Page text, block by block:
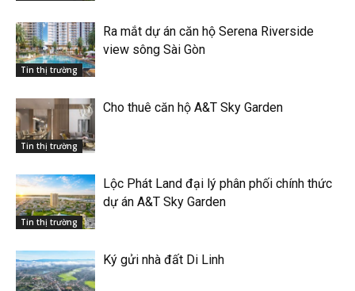
Tin thị trường
Ra mắt dự án căn hộ Serena Riverside
view sông Sài Gòn
Tin thị trường
Cho thuê căn hộ A&T Sky Garden
Tin thị trường
Lộc Phát Land đại lý phân phối chính thức
dự án A&T Sky Garden
Ký gửi nhà đất Di Linh